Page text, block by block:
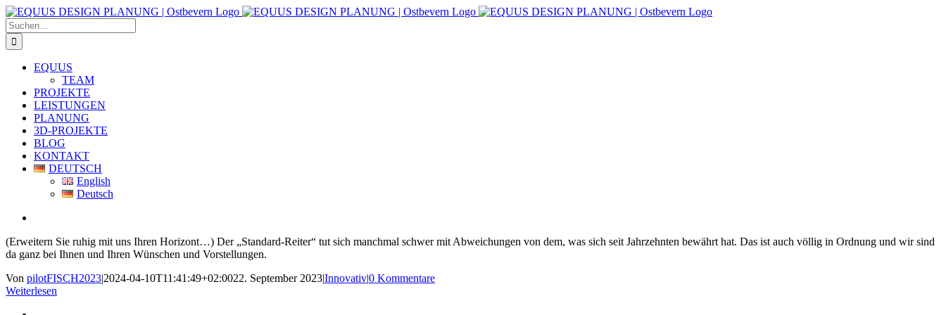
Zum
Inhalt
springen
Suche
nach:
EQUUS
TEAM
PROJEKTE
LEISTUNGEN
PLANUNG
3D-PROJEKTE
BLOG
KONTAKT
DEUTSCH
English
Deutsch
(Erweitern Sie ruhig mit uns Ihren Horizont…) Der „Standard-Reiter“ tut sich manchmal schwer mit Abweichungen von dem, was sich seit Jahrzehnten bewährt hat. Das ist auch völlig in Ordnung und wir sind
da ganz bei Ihnen und Ihren Wünschen und Vorstellungen.
Von pilotFISCH2023|2024-04-10T11:41:49+02:0022. September 2023|Innovativ|0 Kommentare
Weiterlesen